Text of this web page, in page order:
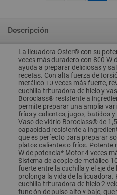
Descripción
La licuadora Oster® con su
veces más duradero con 800 W
ayuda a preparar deliciosas y
recetas. Con alta fuerza de
metálico 10 veces más fuerte,
cuchilla trituradora de hielo y
Boroclass® resistente a
permite preparar una amplia
frías y calientes, jugos, batidos y
Vaso de vidrio Boroclass® de
capacidad resistente a
que es perfecto para preparar
platos calientes o fríos. Potente
W de potencia* Motor 4 veces
Sistema de acople de metálico
fuerte entre la cuchilla y el eje de
prolonga la vida de la licuadora.
cuchilla trituradora de hielo 2
función de pulso alto y bajo, que